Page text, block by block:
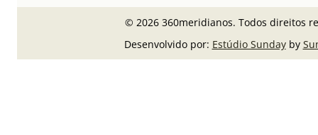
© 2026 360meridianos. Todos direitos
Desenvolvido por: Estúdio Sundayby